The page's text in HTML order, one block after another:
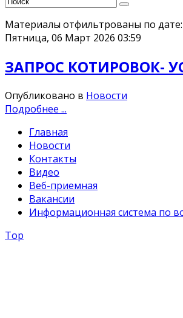
Материалы отфильтрованы по
Пятница, 06 Март 2026 03:59
ЗАПРОС КОТИРОВОК-
Опубликовано в Новости
Подробнее ...
Главная
Новости
Контакты
Видео
Веб-приемная
Вакансии
Информационная система по
Top